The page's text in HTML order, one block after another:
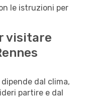
le istruzioni per
visitare
dal clima,
partire e dal